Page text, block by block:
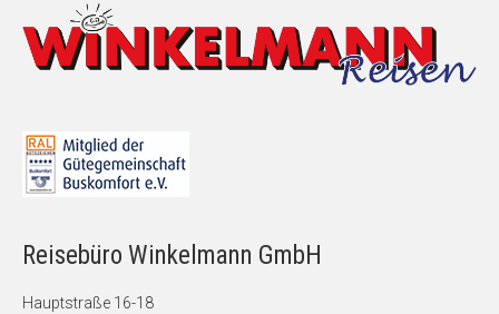
Reisebüro Winkelmann GmbH
Hauptstraße 16-18